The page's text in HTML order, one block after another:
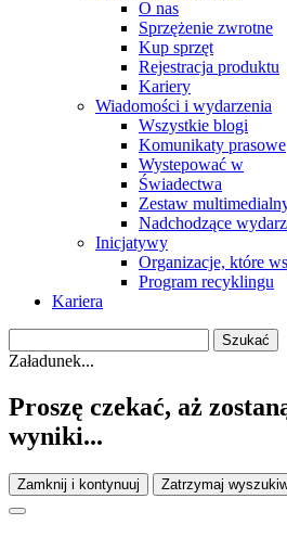
O nas
Sprzężenie zwrotne
Kup sprzęt
Rejestracja produktu
Kariery
Wiadomości i wydarzenia
Wszystkie blogi
Komunikaty prasowe
Wystepować w
Świadectwa
Zestaw
Nadchodzące
Inicjatywy
Organizacje, które
Program recyklingu
Kariera
Załadunek...
Proszę czekać, aż
wyniki...
Zamknij i kontynuuj Zatrzymaj